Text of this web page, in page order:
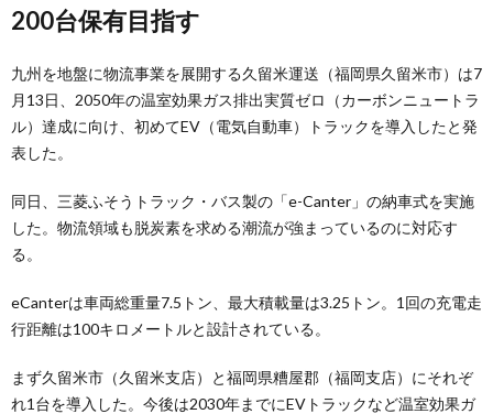
200台保有目指す
九州を地盤に物流事業を展開する久留米運送（福岡県久留米市）は7
月13日、2050年の温室効果ガス排出実質ゼロ（カーボンニュートラ
ル）達成に向け、初めてEV（電気自動車）トラックを導入したと発
表した。
同日、三菱ふそうトラック・バス製の「e-Canter」の納車式を実施
した。物流領域も脱炭素を求める潮流が強まっているのに対応す
る。
eCanterは車両総重量7.5トン、最大積載量は3.25トン。1回の充電走
行距離は100キロメートルと設計されている。
まず久留米市（久留米支店）と福岡県糟屋郡（福岡支店）にそれぞ
れ1台を導入した。今後は2030年までにEVトラックなど温室効果ガ